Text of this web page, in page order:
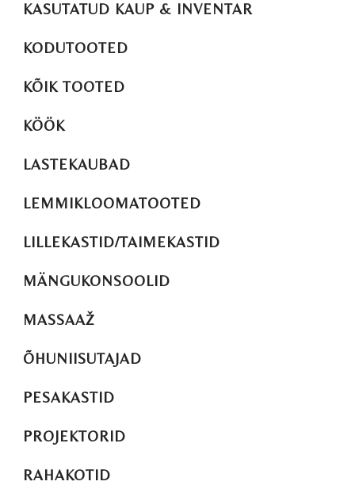
KASUTATUD KAUP & INVENTAR
KODUTOOTED
KÕIK TOOTED
KÖÖK
LASTEKAUBAD
LEMMIKLOOMATOOTED
LILLEKASTID/TAIMEKASTID
MÄNGUKONSOOLID
MASSAAŽ
ÕHUNIISUTAJAD
PESAKASTID
PROJEKTORID
RAHAKOTID